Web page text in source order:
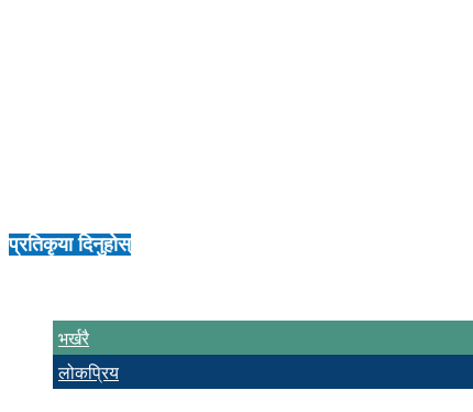
प्रतिकृया दिनुहोस्
भर्खरै
लोकप्रिय